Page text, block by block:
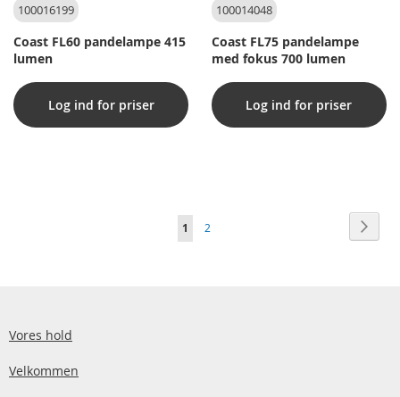
100016199
Coast FL60 pandelampe 415
lumen
Log ind for priser
100014048
Coast FL75 pandelampe
med fokus 700 lumen
Log ind for priser
Du
1 Side
2
Vores hold
Velkommen